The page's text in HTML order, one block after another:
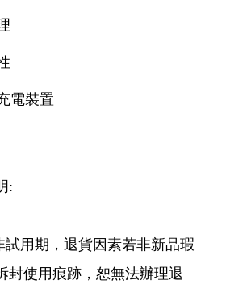
電裝置
:
試用期，退貨因素若非新品瑕
封使用痕跡，恕無法辦理退